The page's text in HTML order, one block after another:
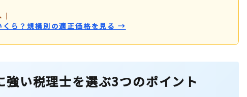
｜
ら？規模別の適正価格を見る →
強い税理士を選ぶ3つのポイント